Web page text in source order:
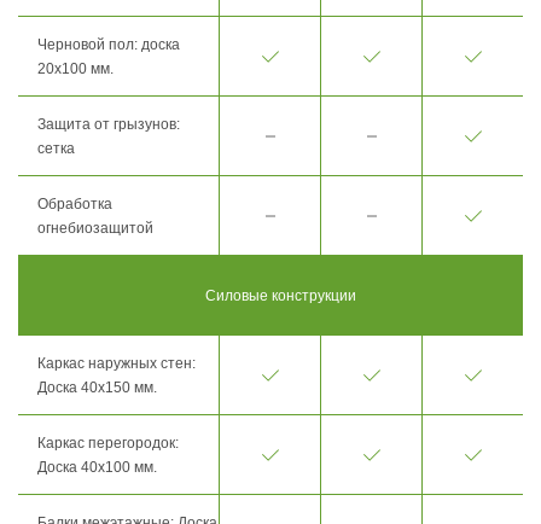
Черновой пол: доска
20х100 мм.
Защита от грызунов:
сетка
Обработка
огнебиозащитой
Силовые конструкции
Каркас наружных стен:
Доска 40х150 мм.
Каркас перегородок:
Доска 40х100 мм.